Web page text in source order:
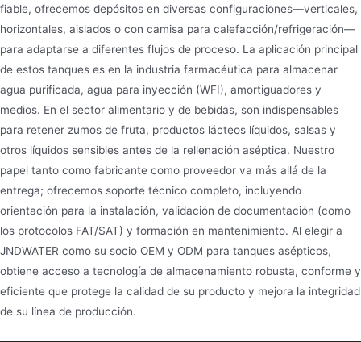
fiable, ofrecemos depósitos en diversas configuraciones—verticales,
horizontales, aislados o con camisa para calefacción/refrigeración—
para adaptarse a diferentes flujos de proceso. La aplicación principal
de estos tanques es en la industria farmacéutica para almacenar
agua purificada, agua para inyección (WFI), amortiguadores y
medios. En el sector alimentario y de bebidas, son indispensables
para retener zumos de fruta, productos lácteos líquidos, salsas y
otros líquidos sensibles antes de la rellenación aséptica. Nuestro
papel tanto como fabricante como proveedor va más allá de la
entrega; ofrecemos soporte técnico completo, incluyendo
orientación para la instalación, validación de documentación (como
los protocolos FAT/SAT) y formación en mantenimiento. Al elegir a
JNDWATER como su socio OEM y ODM para tanques asépticos,
obtiene acceso a tecnología de almacenamiento robusta, conforme y
eficiente que protege la calidad de su producto y mejora la integridad
de su línea de producción.